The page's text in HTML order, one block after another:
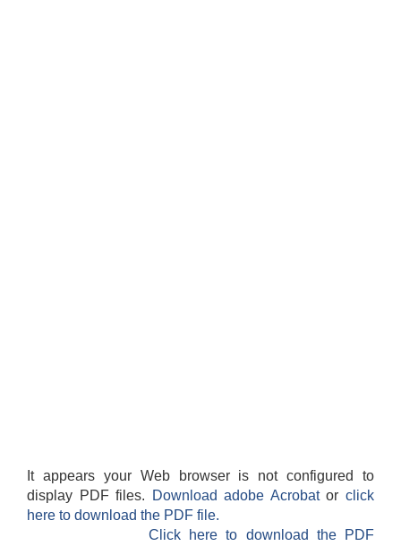
It appears your Web browser is not configured to
display PDF files.
Download adobe Acrobatorclick
here to download the PDF file.
Click here to download the PDF